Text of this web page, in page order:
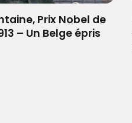
Prix Nobel de
– Un Belge épris